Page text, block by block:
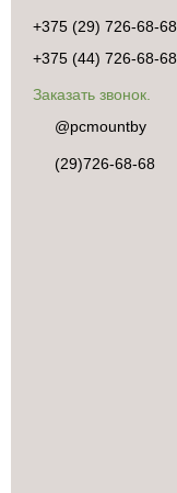
+375 (29) 726-68-68
+375 (44) 726-68-68
Заказать звонок.
@pcmountby
(29)726-68-68